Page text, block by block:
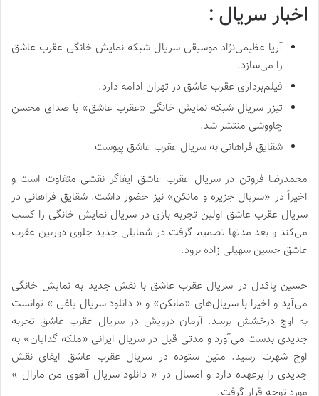
اخبار سریال :
آریا عظیمی‌نژاد موسیقی سریال شبکه نمایش خانگی عقرب عاشق
را می‌سازد.
فیلم‌برداری عقرب عاشق در تهران ادامه دارد.
تیزر سریال شبکه نمایش خانگی «عقرب عاشق» با صدای محسن
چاووشی منتشر شد.
شقایق فراهانی به سریال عقرب عاشق پیوست
محمدرضا فروتن در سریال عقرب عاشق ایفاگر نقشی متفاوت است و
اخیراً در «سریال جزیره و مانکن» نیز حضور داشت. شقایق فراهانی در
سریال عقرب عاشق اولین تجربه بازی در سریال نمایش خانگی را کسب
می‌کند و بعد مدتها تصمیم گرفت در شمایلی جدید جلوی دوربین عقرب
عاشق حسین سهیلی زاده برود.
حسین پاکدل در سریال عقرب عاشق با نقش جدید به نمایش خانگی
می‌آید و اخیرا با سریال‌های «مانکن» و « دانلود سریال یاغی » توانست
به اوج درخشش برسد. آرمان درویش در سریال عقرب عاشق تجربه
جدیدی بدست می‌آورد و مدتی قبل در سریال ایرانی «ملکه گدایان» به
اوج شهرت رسید. متین ستوده در سریال عقرب عاشق ایفای نقش
جدیدی را برعهده دارد و امسال در « دانلود سریال آهوی من مارال »